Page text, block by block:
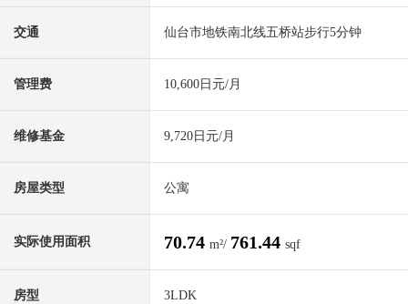
交通 仙台市地铁南北线五桥站步行5分钟
管理费 10,600日元/月
维修基金 9,720日元/月
房屋类型 公寓
实际使用面积 70.74 m²/ 761.44 sqf
房型 3LDK